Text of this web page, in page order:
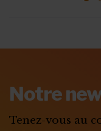
Notre
Tenez-vous au